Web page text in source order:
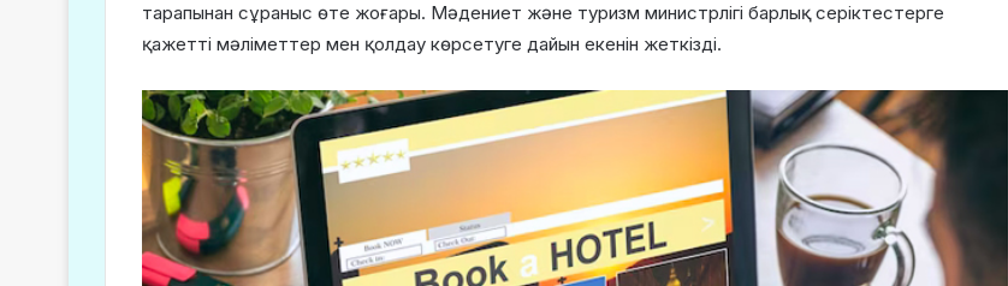
тарапынан сұраныс өте жоғары. Мәдениет және туризм министрлігі барлық серіктестерге
қажетті мәліметтер мен қолдау көрсетуге дайын екенін жеткізді.